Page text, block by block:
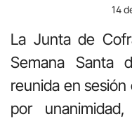
14
La Junta de
Semana Santa
reunida en
por